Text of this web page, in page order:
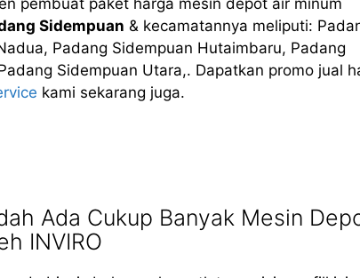
pembuat paket harga mesin depot air minum
Sidempuan & kecamatannya meliputi:
Padang Sidempuan Hutaimbaru, Padang
Sidempuan Utara,. Dapatkan promo jual
kami sekarang juga.
Ada Cukup Banyak Mesin
INVIRO